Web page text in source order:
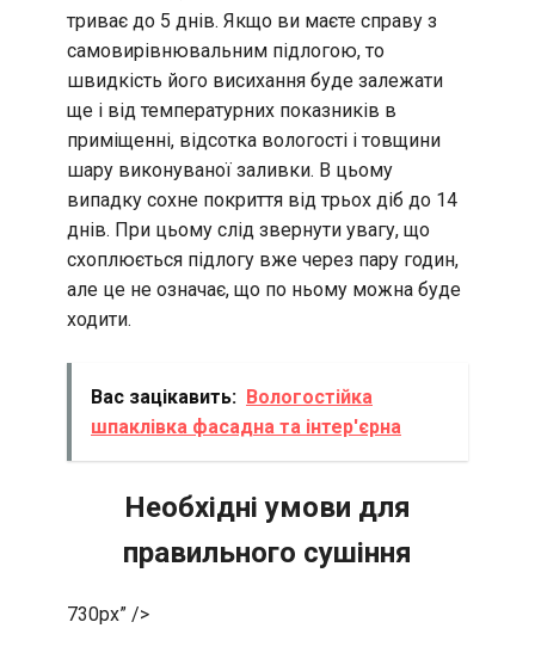
триває до 5 днів. Якщо ви маєте справу з
самовирівнювальним підлогою, то
швидкість його висихання буде залежати
ще і від температурних показників в
приміщенні, відсотка вологості і товщини
шару виконуваної заливки. В цьому
випадку сохне покриття від трьох діб до 14
днів. При цьому слід звернути увагу, що
схоплюється підлогу вже через пару годин,
але це не означає, що по ньому можна буде
ходити.
Вас зацікавить: Вологостійка
шпаклівка фасадна та інтер'єрна
Необхідні умови для
правильного сушіння
730px” />